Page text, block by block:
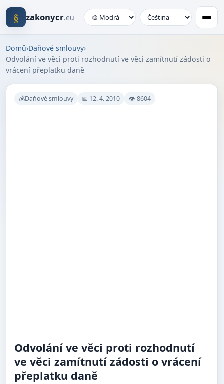
§ zakonycr.eu
Domů›Daňové smlouvy›
Odvolání ve věci proti rozhodnutí ve věci zamítnutí zádosti o
vrácení přeplatku daně
💰Daňové smlouvy 📅 12. 4. 2010 👁 8604
Odvolání ve věci proti rozhodnutí
ve věci zamítnutí zádosti o vrácení
přeplatku daně